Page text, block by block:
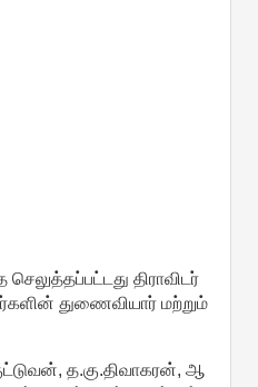
திராவிடர்
துணைவியார் மற்றும்
த.கு.திவாகரன், ஆ